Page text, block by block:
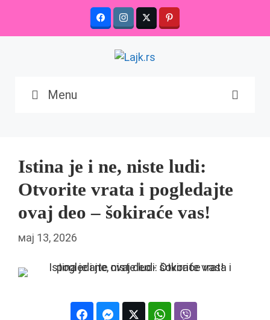
content
Menu
Istina je i ne, niste ludi:
Otvorite vrata i pogledajte
ovaj deo – šokiraće vas!
мај 13, 2026